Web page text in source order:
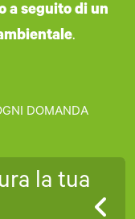
a seguito di un
.
DOMANDA
la tua